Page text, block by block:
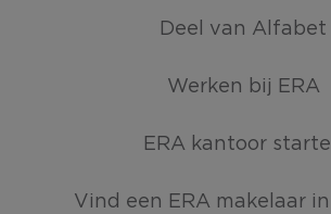
Deel van Alfabet
Werken bij ERA
ERA kantoor
Vind een ERA makelaar